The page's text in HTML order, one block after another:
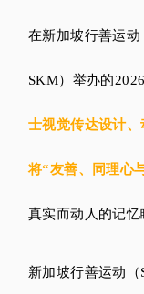
在新加坡行善运动
SKM）举办的
士视觉传达设计
将“友善、同理心
真实而动人的记忆
新加坡行善运动（